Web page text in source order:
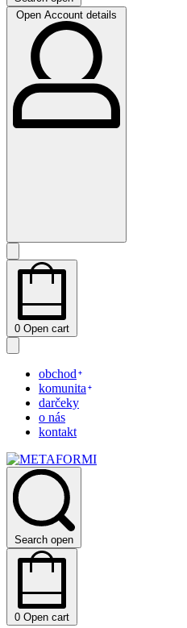
Open Account details
0 Open cart
obchod
komunita
darčeky
o nás
kontakt
Search open
0 Open cart